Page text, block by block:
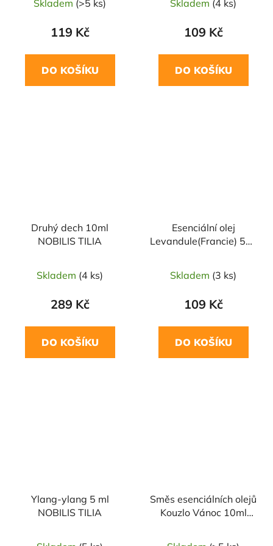
Skladem (>5 ks)
119 Kč
DO KOŠÍKU
Skladem (4 ks)
109 Kč
DO KOŠÍKU
Druhý dech 10ml
NOBILIS TILIA
Skladem (4 ks)
289 Kč
DO KOŠÍKU
Esenciální olej
Levandule(Francie) 5ml
Skladem (3 ks)
109 Kč
DO KOŠÍKU
Ylang-ylang 5 ml
NOBILIS TILIA
Směs esenciálních olejů
Kouzlo Vánoc 10ml